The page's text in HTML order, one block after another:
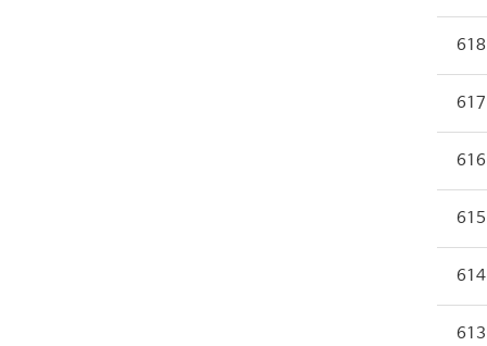
618
617
616
615
614
613